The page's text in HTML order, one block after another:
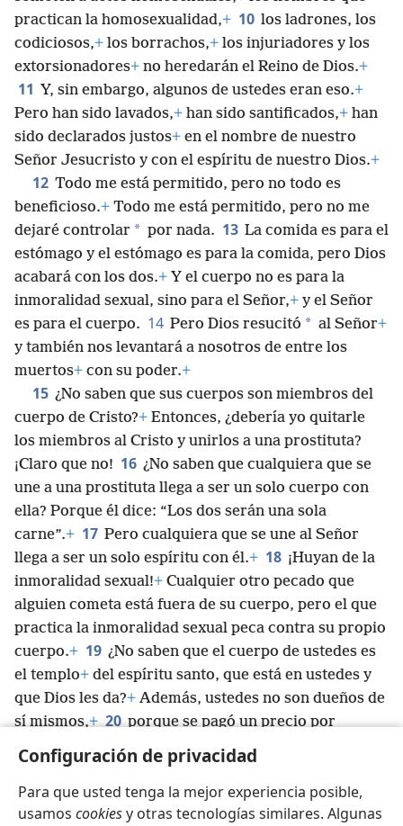
Configuración de privacidad
Para que usted tenga la mejor experiencia posible,
usamos cookiesy otras tecnologías similares. Algunas
practican la homosexualidad,+ 10 los ladrones, los
codiciosos,+ los borrachos,+ los injuriadores y los
extorsionadores+ no heredarán el Reino de Dios.+
11 Y, sin embargo, algunos de ustedes eran eso.+
Pero han sido lavados,+ han sido santificados,+ han
sido declarados justos+ en el nombre de nuestro
Señor Jesucristo y con el espíritu de nuestro Dios.+
12 Todo me está permitido, pero no todo es
beneficioso.+ Todo me está permitido, pero no me
dejaré controlar * por nada. 13 La comida es para el
estómago y el estómago es para la comida, pero Dios
acabará con los dos.+ Y el cuerpo no es para la
inmoralidad sexual, sino para el Señor,+ y el Señor
es para el cuerpo. 14 Pero Dios resucitó * al Señor+
y también nos levantará a nosotros de entre los
muertos+ con su poder.+
15 ¿No saben que sus cuerpos son miembros del
cuerpo de Cristo?+ Entonces, ¿debería yo quitarle
los miembros al Cristo y unirlos a una prostituta?
¡Claro que no! 16 ¿No saben que cualquiera que se
une a una prostituta llega a ser un solo cuerpo con
ella? Porque él dice: “Los dos serán una sola
carne”.+ 17 Pero cualquiera que se une al Señor
llega a ser un solo espíritu con él.+ 18 ¡Huyan de la
inmoralidad sexual!+ Cualquier otro pecado que
alguien cometa está fuera de su cuerpo, pero el que
practica la inmoralidad sexual peca contra su propio
cuerpo.+ 19 ¿No saben que el cuerpo de ustedes es
el templo+ del espíritu santo, que está en ustedes y
que Dios les da?+ Además, ustedes no son dueños de
sí mismos,+ 20 porque se pagó un precio por
ustedes.
Por lo tanto, usen su cuerpo
gloria a Dios.